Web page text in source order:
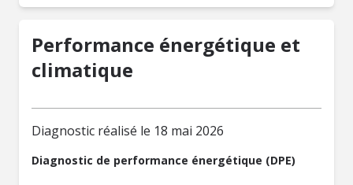
Performance énergétique et
climatique
Diagnostic réalisé le 18 mai 2026
Diagnostic de performance énergétique (DPE)